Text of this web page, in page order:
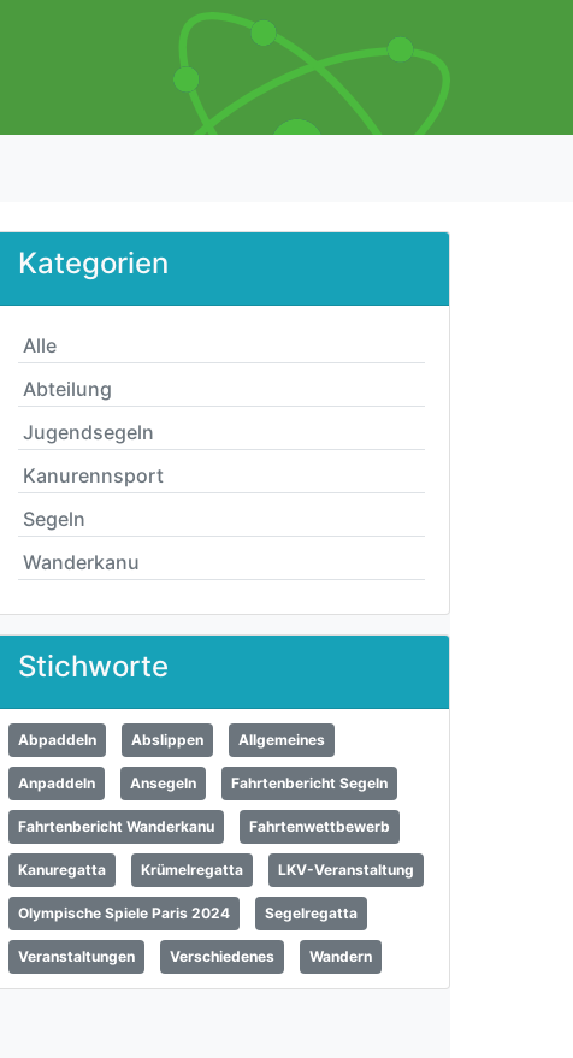
Kategorien
Alle
Abteilung
Jugendsegeln
Kanurennsport
Segeln
Wanderkanu
Stichworte
Abpaddeln Abslippen Allgemeines
Anpaddeln Ansegeln Fahrtenbericht Segeln
Fahrtenbericht Wanderkanu Fahrtenwettbewerb
Kanuregatta Krümelregatta LKV-Veranstaltung
Olympische Spiele Paris 2024 Segelregatta
Veranstaltungen Verschiedenes Wandern